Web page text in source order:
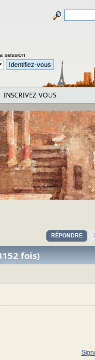
session
INSCRIVEZ-VOUS
RÉPONDRE
fois)